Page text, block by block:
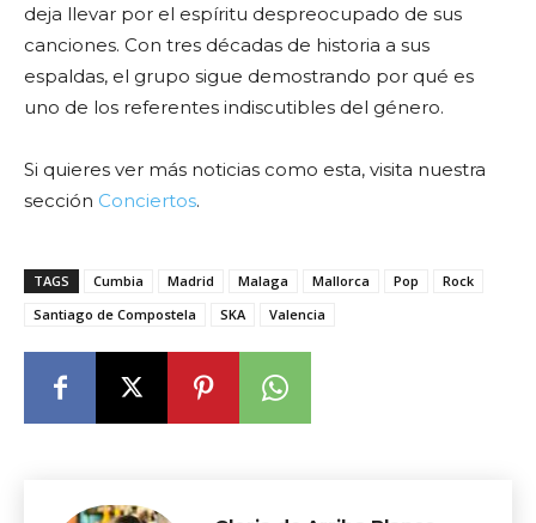
deja llevar por el espíritu despreocupado de sus
canciones. Con tres décadas de historia a sus
espaldas, el grupo sigue demostrando por qué es
uno de los referentes indiscutibles del género.
Si quieres ver más noticias como esta, visita nuestra
sección Conciertos.
TAGS Cumbia Madrid Malaga Mallorca Pop
Rock
Santiago de Compostela
SKA Valencia